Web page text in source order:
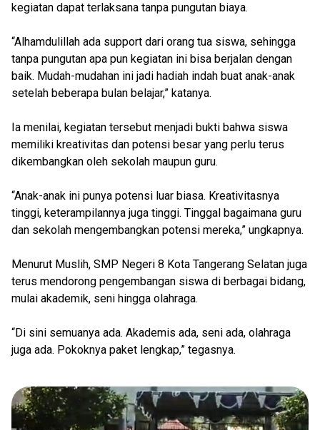
kegiatan dapat terlaksana tanpa pungutan biaya.
“Alhamdulillah ada support dari orang tua siswa, sehingga
tanpa pungutan apa pun kegiatan ini bisa berjalan dengan
baik. Mudah-mudahan ini jadi hadiah indah buat anak-anak
setelah beberapa bulan belajar,” katanya.
Ia menilai, kegiatan tersebut menjadi bukti bahwa siswa
memiliki kreativitas dan potensi besar yang perlu terus
dikembangkan oleh sekolah maupun guru.
“Anak-anak ini punya potensi luar biasa. Kreativitasnya
tinggi, keterampilannya juga tinggi. Tinggal bagaimana guru
dan sekolah mengembangkan potensi mereka,” ungkapnya.
Menurut Muslih, SMP Negeri 8 Kota Tangerang Selatan juga
terus mendorong pengembangan siswa di berbagai bidang,
mulai akademik, seni hingga olahraga.
“Di sini semuanya ada. Akademis ada, seni ada, olahraga
juga ada. Pokoknya paket lengkap,” tegasnya.